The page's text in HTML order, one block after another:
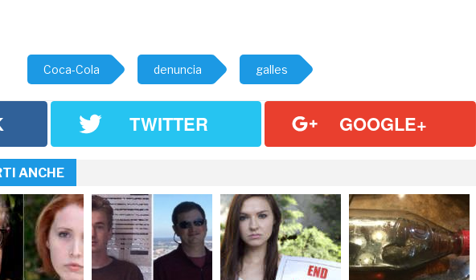
Coca-Cola denuncia galles
TWITTER GOOGLE+
ANCHE